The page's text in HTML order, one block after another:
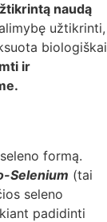
naudą
užtikrinti,
biologiškai
ir
formą.
Selenium (tai
seleno
padidinti